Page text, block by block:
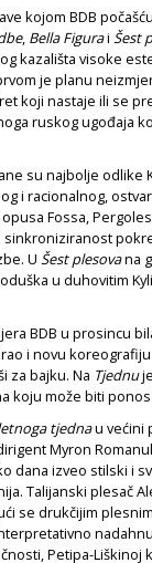
kojom BDB
, Bella Figurai Šest
kazališta visoke
je planu
koji nastaje ili se
ruskog ugođaja
su najbolje odlike
i racionalnog,
Fossa,
sinkroniziranost
U Šest plesovana
u duhovitim
BDB u prosincu
i novu
za bajku. Na Tjednu
koju može biti
tjednau većini
Myron
dana izveo stilski i
Talijanski plesač
se drukčijim
Petipa-Liškinoj